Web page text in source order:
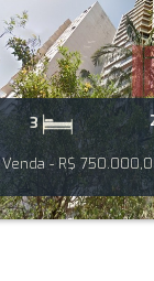
3
Venda - R$